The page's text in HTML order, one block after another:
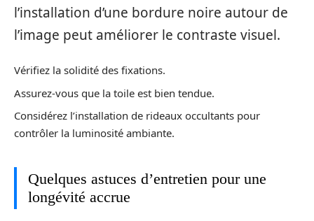
l’installation d’une bordure noire autour de
l’image peut améliorer le contraste visuel.
Vérifiez la solidité des fixations.
Assurez-vous que la toile est bien tendue.
Considérez l’installation de rideaux occultants pour
contrôler la luminosité ambiante.
Quelques astuces d’entretien pour une
longévité accrue